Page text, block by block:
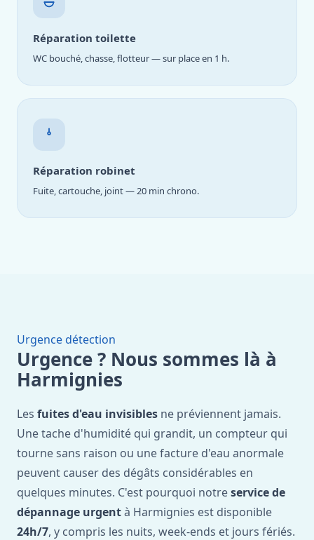
Réparation toilette
WC bouché, chasse, flotteur — sur place en 1 h.
Réparation robinet
Fuite, cartouche, joint — 20 min chrono.
Urgence détection
Urgence ? Nous sommes là à
Harmignies
Les fuites d'eau invisibles ne préviennent jamais.
Une tache d'humidité qui grandit, un compteur qui
tourne sans raison ou une facture d'eau anormale
peuvent causer des dégâts considérables en
quelques minutes. C'est pourquoi notreservice de
dépannage urgentà Harmignies est disponible
24h/7, y compris les nuits, week-ends et jours fériés.